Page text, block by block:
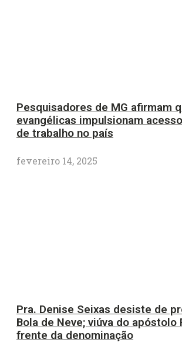
Pesquisadores de MG afirmam
evangélicas impulsionam
de trabalho no país
fevereiro 14, 2025
Pra. Denise Seixas desiste de
Bola de Neve; viúva do apóstolo
frente da denominação